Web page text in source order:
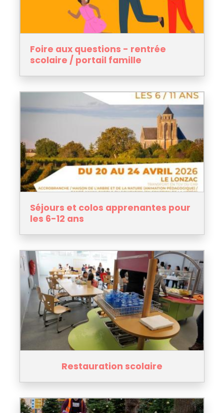
Foire aux questions - rentrée
scolaire / portail famille
Séjours et colos apprenantes pour
les 6-12 ans
Restauration scolaire